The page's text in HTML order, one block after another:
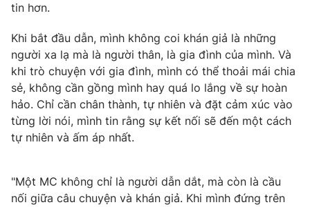
tin hơn.
Khi bắt đầu dẫn, mình không coi khán giả là những
người xa lạ mà là người thân, là gia đình của mình. Và
khi trò chuyện với gia đình, mình có thể thoải mái chia
sẻ, không cần gồng mình hay quá lo lắng về sự hoàn
hảo. Chỉ cần chân thành, tự nhiên và đặt cảm xúc vào
từng lời nói, mình tin rằng sự kết nối sẽ đến một cách
tự nhiên và ấm áp nhất.
"Một MC không chỉ là người dẫn dắt, mà còn là cầu
nối giữa câu chuyện và khán giả. Khi mình đứng trên